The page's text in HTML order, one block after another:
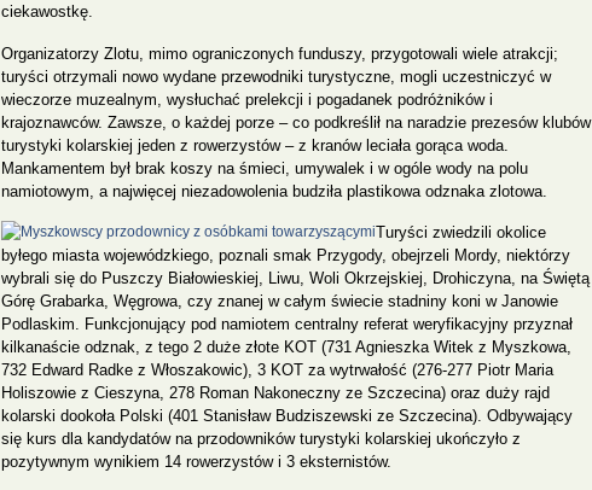
ciekawostkę.
Organizatorzy Zlotu, mimo ograniczonych funduszy, przygotowali wiele atrakcji;
turyści otrzymali nowo wydane przewodniki turystyczne, mogli uczestniczyć w
wieczorze muzealnym, wysłuchać prelekcji i pogadanek podróżników i
krajoznawców. Zawsze, o każdej porze – co podkreślił na naradzie prezesów klubów
turystyki kolarskiej jeden z rowerzystów – z kranów leciała gorąca woda.
Mankamentem był brak koszy na śmieci, umywalek i w ogóle wody na polu
namiotowym, a najwięcej niezadowolenia budziła plastikowa odznaka zlotowa.
Turyści zwiedzili okolice
byłego miasta wojewódzkiego, poznali smak Przygody, obejrzeli Mordy, niektórzy
wybrali się do Puszczy Białowieskiej, Liwu, Woli Okrzejskiej, Drohiczyna, na Świętą
Górę Grabarka, Węgrowa, czy znanej w całym świecie stadniny koni w Janowie
Podlaskim. Funkcjonujący pod namiotem centralny referat weryfikacyjny przyznał
kilkanaście odznak, z tego 2 duże złote KOT (731 Agnieszka Witek z Myszkowa,
732 Edward Radke z Włoszakowic), 3 KOT za wytrwałość (276-277 Piotr Maria
Holiszowie z Cieszyna, 278 Roman Nakoneczny ze Szczecina) oraz duży rajd
kolarski dookoła Polski (401 Stanisław Budziszewski ze Szczecina). Odbywający
się kurs dla kandydatów na przodowników turystyki kolarskiej ukończyło z
pozytywnym wynikiem 14 rowerzystów i 3 eksternistów.